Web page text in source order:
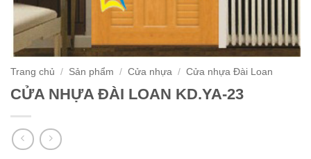
Trang chủ / Sản phẩm / Cửa nhựa / Cửa nhựa Đài Loan
CỬA NHỰA ĐÀI LOAN KD.YA-23